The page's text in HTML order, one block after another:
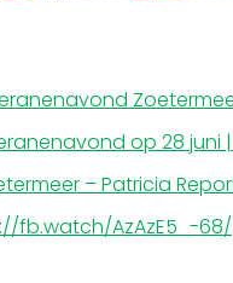
op 28 juni
– Patricia
fb.watch/AzAzE5_-68/